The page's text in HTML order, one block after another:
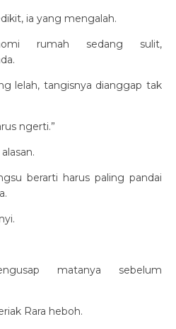
ia yang mengalah.
rumah sedang sulit,
lelah, tangisnya dianggap tak
ngerti.”
berarti harus paling pandai
matanya sebelum
Rara heboh.